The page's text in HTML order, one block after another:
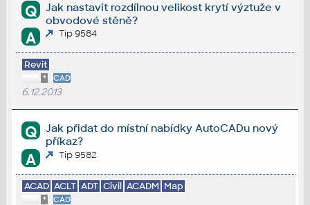
Q
Jak nastavit rozdílnou velikost krytí výztuže v
obvodové stěně?
A Tip 9584
Revit
* CAD
6.12.2013
Q
Jak přidat do místní nabídky AutoCADu nový
příkaz?
A Tip 9582
ACAD ACLT ADT Civil ACADM Map
* CAD